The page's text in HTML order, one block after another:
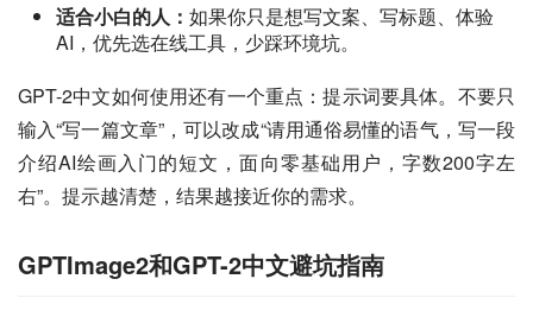
适合小白的人： 如果你只是想写文案、写标题、体验
AI，优先选在线工具，少踩环境坑。
GPT-2中文如何使用还有一个重点：提示词要具体。不要只
输入“写一篇文章”，可以改成“请用通俗易懂的语气，写一段
介绍AI绘画入门的短文，面向零基础用户，字数200字左
右”。提示越清楚，结果越接近你的需求。
GPTImage2和GPT-2中文避坑指南